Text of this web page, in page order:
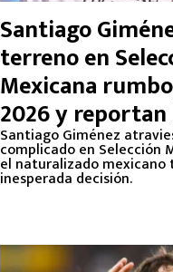
Santiago
terreno en
Mexicana
2026 y
que tomó
Santiago Giménez
complicado en Selección
el naturalizado mexicano
inesperada decisión.